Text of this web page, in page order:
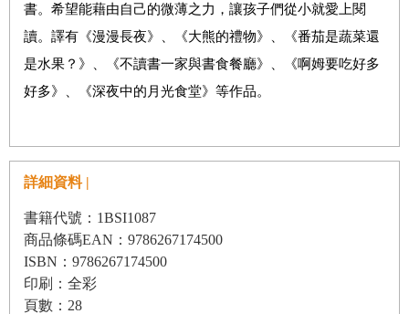
書。希望能藉由自己的微薄之力，讓孩子們從小就愛上閱
讀。譯有《漫漫長夜》、《大熊的禮物》、《番茄是蔬菜還
是水果？》、《不讀書一家與書食餐廳》、《啊姆要吃好多
好多》、《深夜中的月光食堂》等作品。
詳細資料 |
書籍代號：1BSI1087
商品條碼EAN：9786267174500
ISBN：9786267174500
印刷：全彩
頁數：28